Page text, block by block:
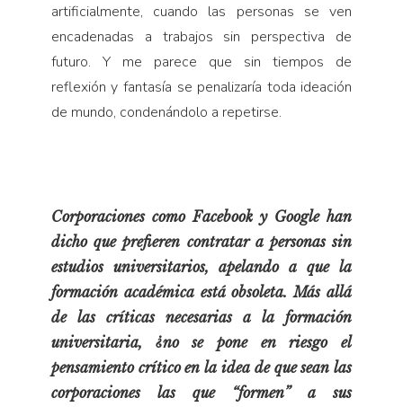
artificialmente, cuando las personas se ven
encadenadas a trabajos sin perspectiva de
futuro. Y me parece que sin tiempos de
reflexión y fantasía se penalizaría toda ideación
de mundo, condenándolo a repetirse.
Corporaciones como Facebook y Google han
dicho que prefieren contratar a personas sin
estudios universitarios, apelando a que la
formación académica está obsoleta. Más allá
de las críticas necesarias a la formación
universitaria, ¿no se pone en riesgo el
pensamiento crítico en la idea de que sean las
corporaciones las que “formen” a sus